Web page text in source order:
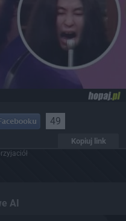
49
Kopiuj link
AI